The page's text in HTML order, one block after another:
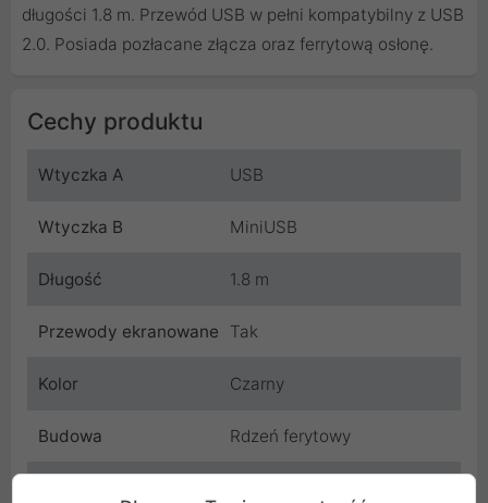
długości 1.8 m. Przewód USB w pełni kompatybilny z USB
2.0. Posiada pozłacane złącza oraz ferrytową osłonę.
Cechy produktu
Wtyczka A USB
Wtyczka B MiniUSB
Długość 1.8 m
Przewody ekranowane Tak
Kolor Czarny
Budowa Rdzeń ferytowy